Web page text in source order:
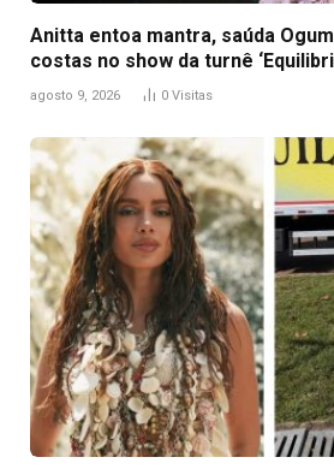
Anitta entoa mantra, saúda
costas no show da turnê
agosto 9, 2026 0 Visitas